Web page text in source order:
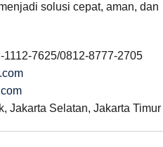
solusi cepat, aman, dan
1112-7625/0812-8777-2705
Jakarta Selatan, Jakarta Timur